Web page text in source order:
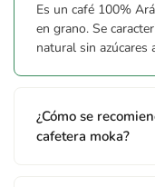
Es un café 100%
en grano. Se
natural sin azúcares
¿Cómo se
cafetera moka?